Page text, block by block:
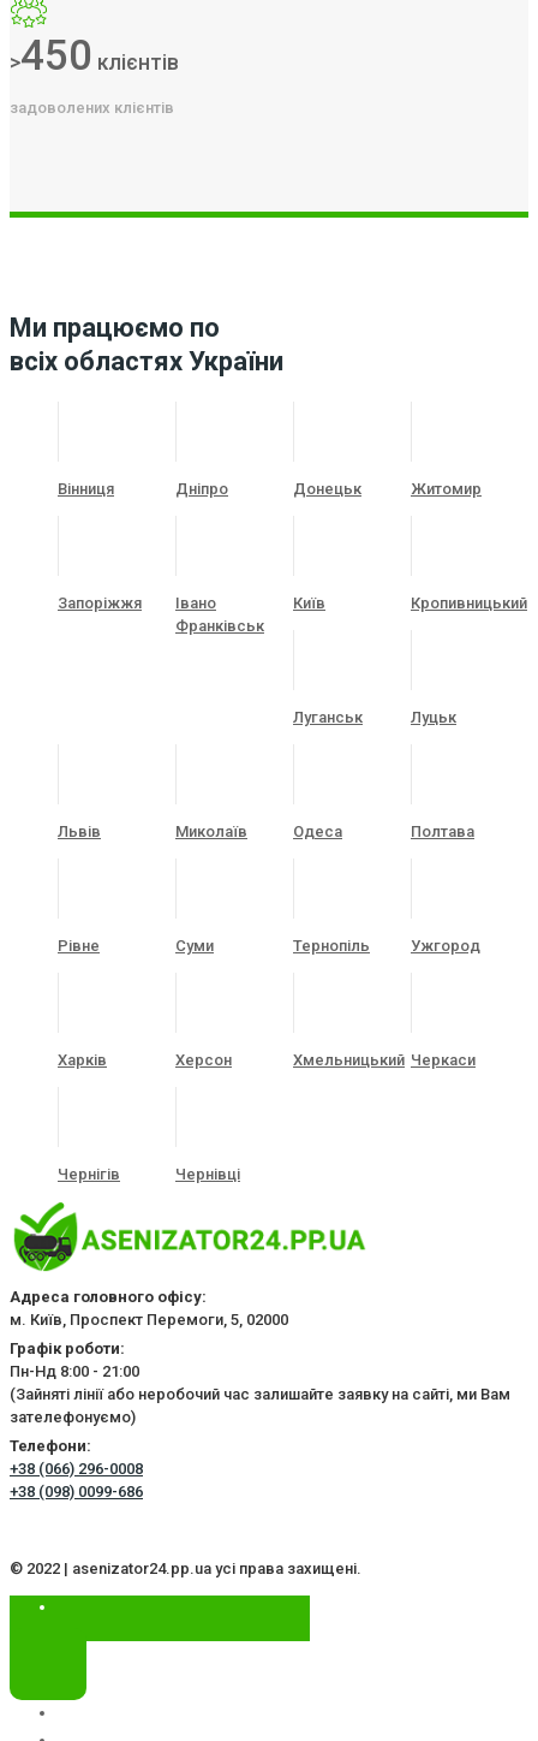
>450 клієнтів
задоволених клієнтів
Ми працюємо по
всіх областях України
Вінниця Дніпро Донецьк Житомир
Запоріжжя
Івано
Франківськ
Київ Кропивницький
Луганськ Луцьк
Львів Миколаїв Одеса Полтава
Рівне Суми Тернопіль Ужгород
Харків Херсон Хмельницький Черкаси
Чернігів Чернівці
Адреса головного офісу:
м. Київ, Проспект Перемоги, 5, 02000
Графік роботи:
Пн-Нд 8:00 - 21:00
(Зайняті лінії або неробочий час залишайте заявку на сайті, ми Вам
зателефонуємо)
Телефони:
+38 (066) 296-0008
+38 (098) 0099-686
© 2022 | asenizator24.pp.ua усі права захищені.